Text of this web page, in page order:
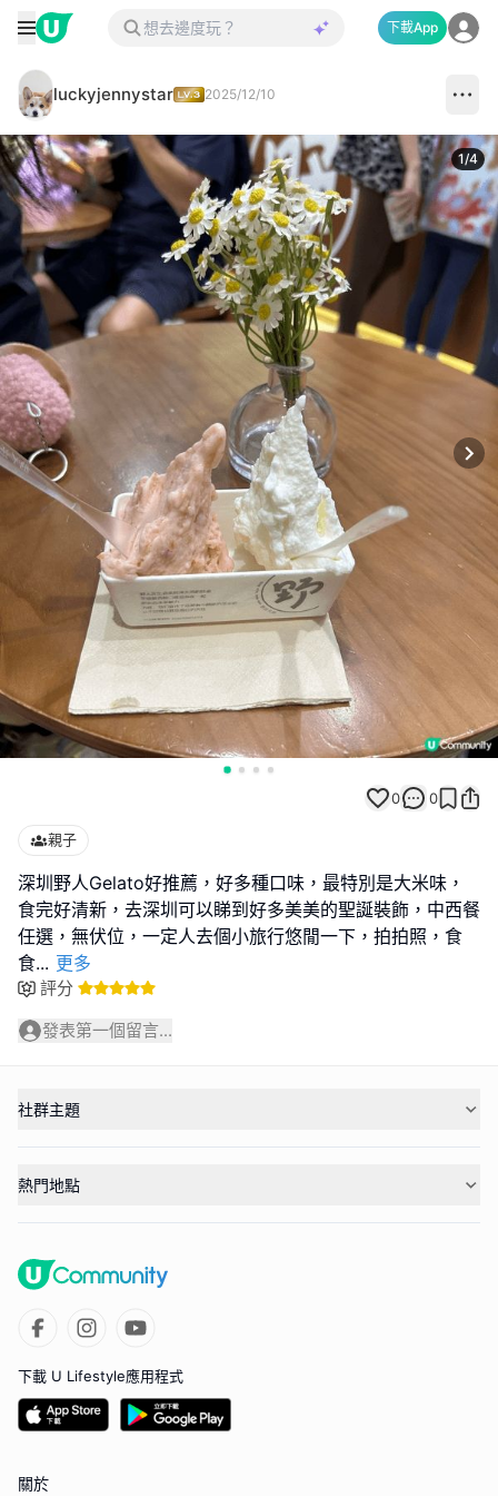
下載App
luckyjennystar 2025/12/10
1/4
0 0
親子
深圳野人Gelato好推薦，好多種口味，最特別是大米味，
食完好清新，去深圳可以睇到好多美美的聖誕裝飾，中西餐
任選，無伏位，一定人去個小旅行悠閒一下，拍拍照，食
食... 更多
評分
發表第一個留言...
社群主題
熱門地點
下載 U Lifestyle應用程式
關於